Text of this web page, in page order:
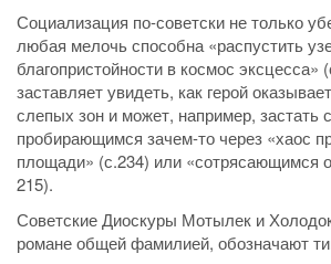
Социализация по-советски не только
любая мелочь способна «распустить
благопристойности в космос эксцесса»
заставляет увидеть, как герой
слепых зон и может, например, застать
пробирающимся зачем-то через «хаос
площади» (с.234) или «сотрясающимся
215).
Советские Диоскуры Мотылек и
романе общей фамилией, обозначают